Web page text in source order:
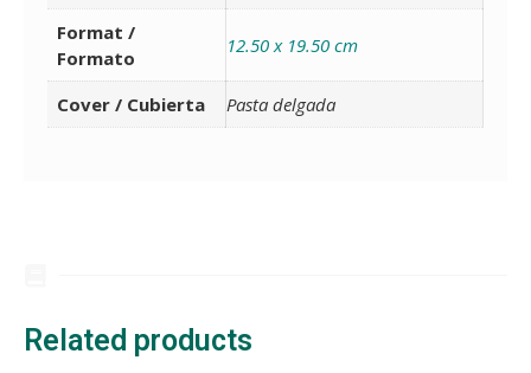
Format /
Formato
12.50 x 19.50 cm
Cover / Cubierta Pasta delgada
Related products